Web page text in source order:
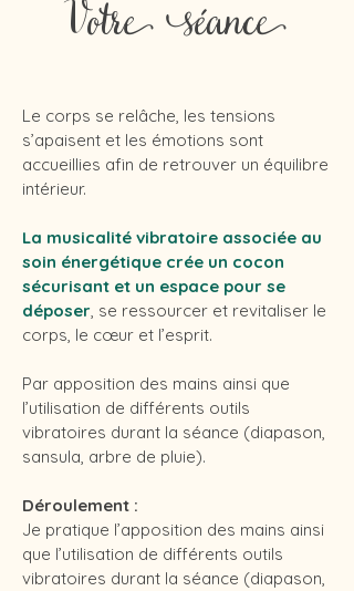
Votre séance
Le corps se relâche, les tensions
s’apaisent et les émotions sont
accueillies afin de retrouver un équilibre
intérieur.
La musicalité vibratoire associée au
soin énergétique crée un cocon
sécurisant et un espace pour se
déposer, se ressourcer et revitaliser le
corps, le cœur et l’esprit.
Par apposition des mains ainsi que
l’utilisation de différents outils
vibratoires durant la séance (diapason,
sansula, arbre de pluie).
Déroulement :
Je pratique l’apposition des mains ainsi
que l’utilisation de différents outils
vibratoires durant la séance (diapason,